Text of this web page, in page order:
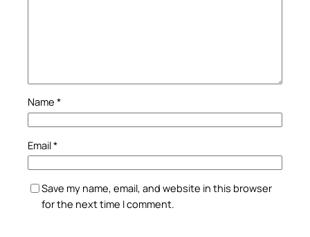
Name *
Email*
Save my name, email, and website in this browser
for the next time I comment.